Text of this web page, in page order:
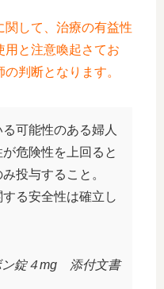
関して、治療の有益性
用と注意喚起さてお
判断となります。
可能性のある婦人
危険性を上回ると
投与すること。
する安全性は確立し
ン錠４mg 添付文書